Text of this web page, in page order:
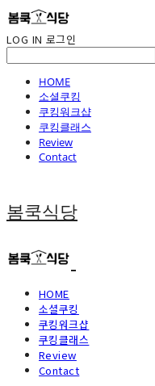
LOG IN 로그인
HOME
소셜쿠킹
쿠킹워크샵
쿠킹클래스
Review
Contact
봄쿡식당
HOME
소셜쿠킹
쿠킹워크샵
쿠킹클래스
Review
Contact